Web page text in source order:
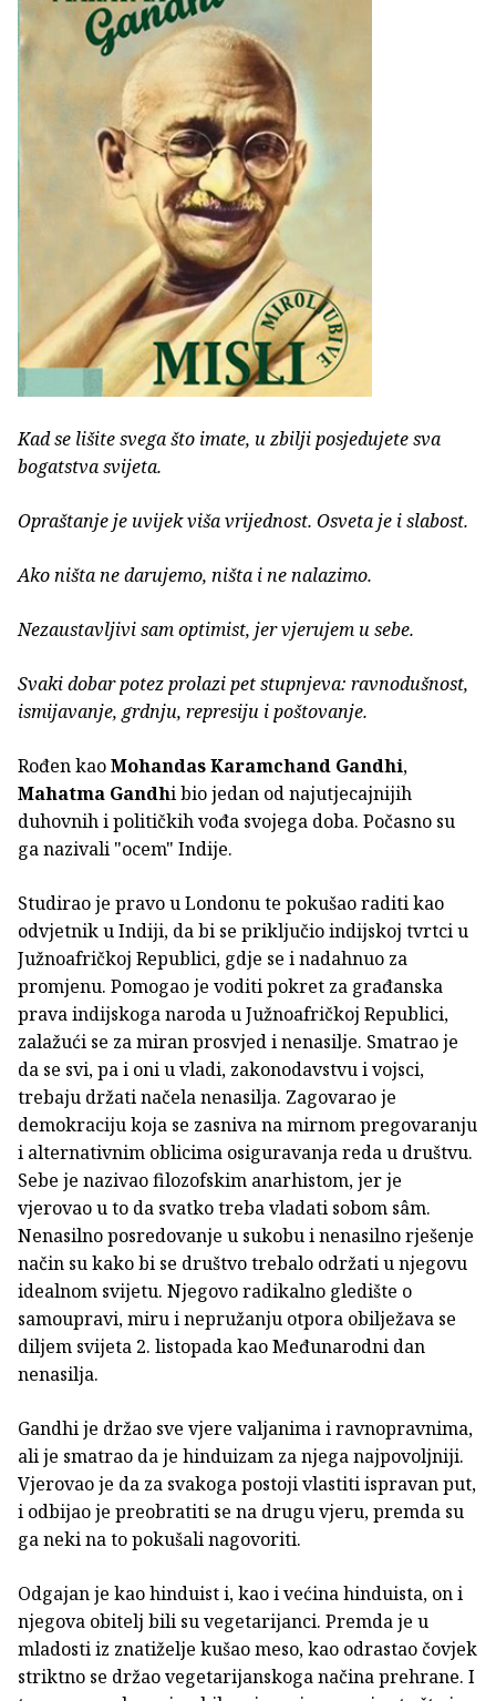
Kad se lišite svega što imate, u zbilji posjedujete sva
bogatstva svijeta.
Opraštanje je uvijek viša vrijednost. Osveta je i slabost.
Ako ništa ne darujemo, ništa i ne nalazimo.
Nezaustavljivi sam optimist, jer vjerujem u sebe.
Svaki dobar potez prolazi pet stupnjeva: ravnodušnost,
ismijavanje, grdnju, represiju i poštovanje.
Rođen kaoMohandas Karamchand Gandhi,
Mahatma Gandhi bio jedan od najutjecajnijih
duhovnih i političkih vođa svojega doba. Počasno su
ga nazivali "ocem" Indije.
Studirao je pravo u Londonu te pokušao raditi kao
odvjetnik u Indiji, da bi se priključio indijskoj tvrtci u
Južnoafričkoj Republici, gdje se i nadahnuo za
promjenu. Pomogao je voditi pokret za građanska
prava indijskoga naroda u Južnoafričkoj Republici,
zalažući se za miran prosvjed i nenasilje. Smatrao je
da se svi, pa i oni u vladi, zakonodavstvu i vojsci,
trebaju držati načela nenasilja. Zagovarao je
demokraciju koja se zasniva na mirnom pregovaranju
i alternativnim oblicima osiguravanja reda u društvu.
Sebe je nazivao filozofskim anarhistom, jer je
vjerovao u to da svatko treba vladati sobom sâm.
Nenasilno posredovanje u sukobu i nenasilno rješenje
način su kako bi se društvo trebalo održati u njegovu
idealnom svijetu. Njegovo radikalno gledište o
samoupravi, miru i nepružanju otpora obilježava se
diljem svijeta 2. listopada kao Međunarodni dan
nenasilja.
Gandhi je držao sve vjere valjanima i ravnopravnima,
ali je smatrao da je hinduizam za njega najpovoljniji.
Vjerovao je da za svakoga postoji vlastiti ispravan put,
i odbijao je preobratiti se na drugu vjeru, premda su
ga neki na to pokušali nagovoriti.
Odgajan je kao hinduist i, kao i većina hinduista, on i
njegova obitelj bili su vegetarijanci. Premda je u
mladosti iz znatiželje kušao meso, kao odrastao čovjek
striktno se držao vegetarijanskoga načina prehrane. I